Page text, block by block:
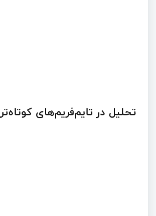
تحلیل در تایم‌فریم‌های کوتاه‌تر